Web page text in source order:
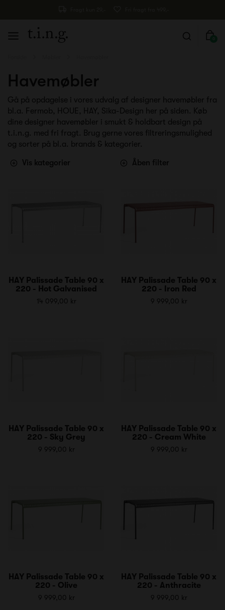
0
Havemøbler
Gå på opdagelse i vores udvalg af designer havemøbler fra
bl.a. Fermob, HOUE, HAY, Sika-Design her på siden. Køb
dine designer havemøbler i smukt & holdbart design på
t.i.n.g. med fri fragt. Brug gerne vores filtreringsmulighed
og sorter på bl.a. brands & kategorier.
Vis kategorier Åben filter
HAY Palissade Table 90 x
220 - Hot Galvanised
14 099,00 kr
HAY Palissade Table 90 x
220 - Iron Red
9 999,00 kr
HAY Palissade Table 90 x
220 - Sky Grey
9 999,00 kr
HAY Palissade Table 90 x
220 - Cream White
9 999,00 kr
HAY Palissade Table 90 x
220 - Olive
9 999,00 kr
HAY Palissade Table 90 x
220 - Anthracite
9 999,00 kr